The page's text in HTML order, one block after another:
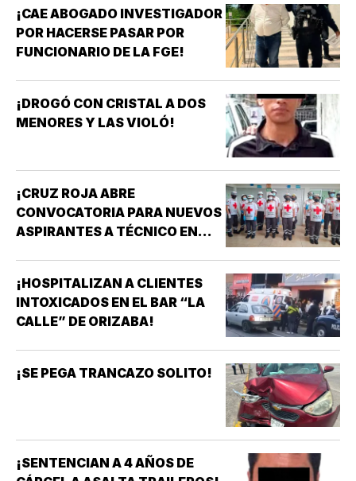
¡CAE ABOGADO INVESTIGADOR
POR HACERSE PASAR POR
FUNCIONARIO DE LA FGE!
¡DROGÓ CON CRISTAL A DOS
MENORES Y LAS VIOLÓ!
¡CRUZ ROJA ABRE
CONVOCATORIA PARA NUEVOS
ASPIRANTES A TÉCNICO EN
¡HOSPITALIZAN A CLIENTES
INTOXICADOS EN EL BAR “LA
CALLE” DE ORIZABA!
¡SE PEGA TRANCAZO SOLITO!
¡SENTENCIAN A 4 AÑOS DE